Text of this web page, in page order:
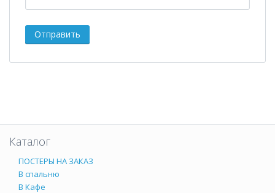
Каталог
ПОСТЕРЫ НА ЗАКАЗ
В спальню
В Кафе